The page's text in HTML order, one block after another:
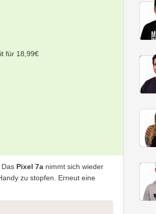
für 18,99€
Das Pixel 7a nimmt sich wieder
zu stopfen. Erneut eine